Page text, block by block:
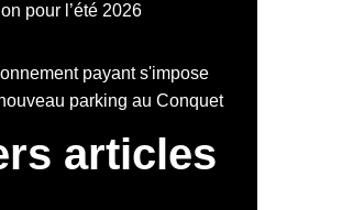
pour l’été 2026
payant s'impose
parking au Conquet
articles